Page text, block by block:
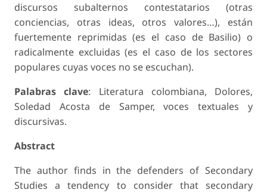
discursos subalternos contestatarios (otras
conciencias, otras ideas, otros valores…), están
fuertemente reprimidas (es el caso de Basilio) o
radicalmente excluidas (es el caso de los sectores
populares cuyas voces no se escuchan).
Palabras clave: Literatura colombiana, Dolores,
Soledad Acosta de Samper, voces textuales y
discursivas.
Abstract
The author finds in the defenders of Secondary
Studies a tendency to consider that secondary